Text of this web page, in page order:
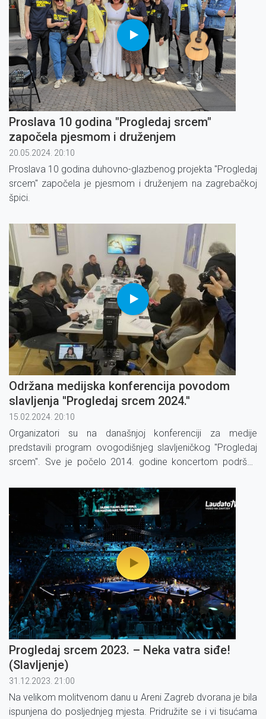
Proslava 10 godina "Progledaj srcem"
započela pjesmom i druženjem
20.05.2024. 20:10
Proslava 10 godina duhovno-glazbenog projekta "Progledaj
srcem" započela je pjesmom i druženjem na zagrebačkoj
špici.
Održana medijska konferencija povodom
slavljenja ''Progledaj srcem 2024.''
15.02.2024. 20:10
Organizatori su na današnjoj konferenciji za medije
predstavili program ovogodišnjeg slavljeničkog ''Progledaj
srcem''. Sve je počelo 2014. godine koncertom podrške
Progledaj srcem 2023. – Neka vatra siđe!
(Slavljenje)
31.12.2023. 21:00
Na velikom molitvenom danu u Areni Zagreb dvorana je bila
ispunjena do posljednjeg mjesta. Pridružite se i vi tisućama